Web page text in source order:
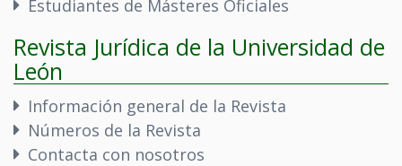
Estudiantes de Másteres Oficiales
Revista Jurídica de la Universidad de
León
Información general de la Revista
Números de la Revista
Contacta con nosotros